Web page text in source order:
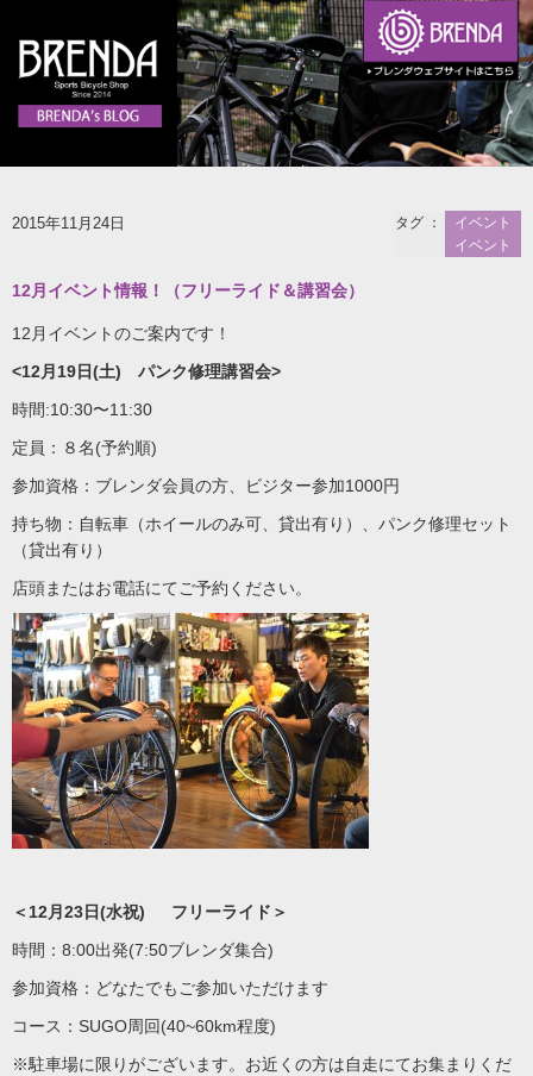
2015年11月24日 タグ ：
イベント
イベント
12月イベント情報！（フリーライド＆講習会）
12月イベントのご案内です！
<12月19日(土) パンク修理講習会>
時間:10:30〜11:30
定員：８名(予約順)
参加資格：ブレンダ会員の方、ビジター参加1000円
持ち物：自転車（ホイールのみ可、貸出有り）、パンク修理セット
（貸出有り）
店頭またはお電話にてご予約ください。
＜12月23日(水祝) フリーライド＞
時間：8:00出発(7:50ブレンダ集合)
参加資格：どなたでもご参加いただけます
コース：SUGO周回(40~60km程度)
※駐車場に限りがございます。お近くの方は自走にてお集まりくだ